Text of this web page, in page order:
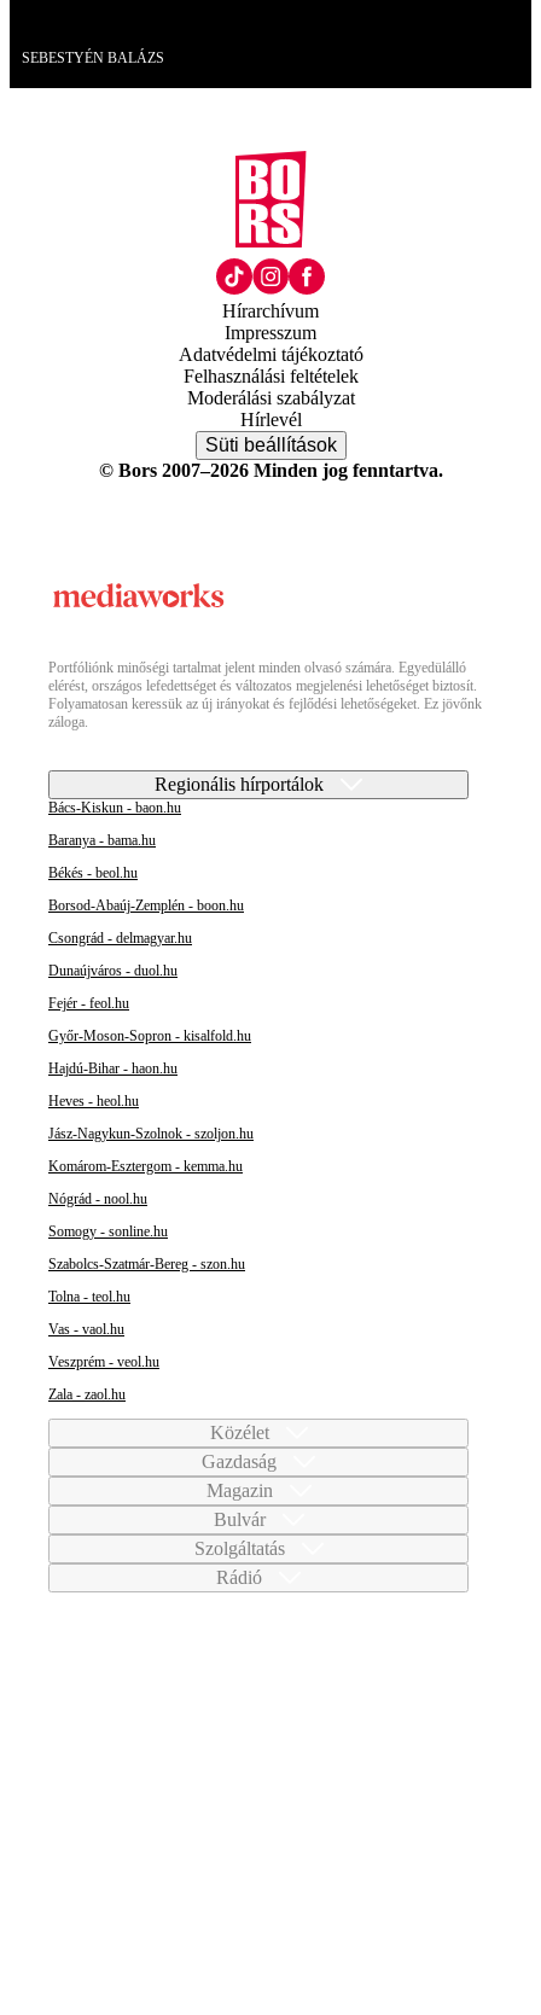
SEBESTYÉN BALÁZS
Hírarchívum
Impresszum
Adatvédelmi tájékoztató
Felhasználási feltételek
Moderálási szabályzat
Hírlevél
Süti beállítások
© Bors 2007–2026 Minden jog fenntartva.
Portfóliónk minőségi tartalmat jelent minden olvasó számára. Egyedülálló
elérést, országos lefedettséget és változatos megjelenési lehetőséget biztosít.
Folyamatosan keressük az új irányokat és fejlődési lehetőségeket. Ez jövőnk
záloga.
Regionális hírportálok
Bács-Kiskun - baon.hu
Baranya - bama.hu
Békés - beol.hu
Borsod-Abaúj-Zemplén - boon.hu
Csongrád - delmagyar.hu
Dunaújváros - duol.hu
Fejér - feol.hu
Győr-Moson-Sopron - kisalfold.hu
Hajdú-Bihar - haon.hu
Heves - heol.hu
Jász-Nagykun-Szolnok - szoljon.hu
Komárom-Esztergom - kemma.hu
Nógrád - nool.hu
Somogy - sonline.hu
Szabolcs-Szatmár-Bereg - szon.hu
Tolna - teol.hu
Vas - vaol.hu
Veszprém - veol.hu
Zala - zaol.hu
Közélet
Gazdaság
Magazin
Bulvár
Szolgáltatás
Rádió